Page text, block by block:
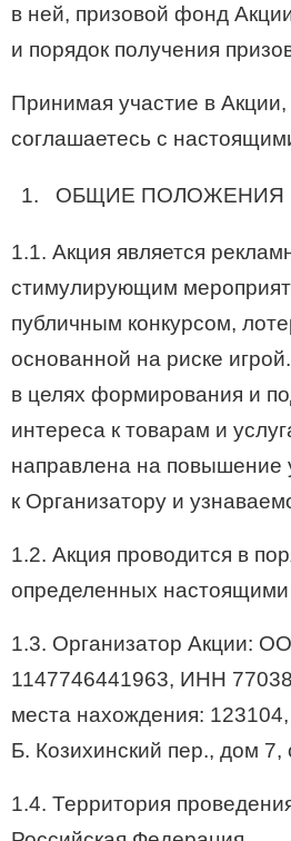
в ней, призовой фонд
и порядок получения
Принимая участие в
соглашаетесь с
ОБЩИЕ ПОЛОЖЕНИЯ
1.1. Акция является
стимулирующим
публичным конкурсом,
основанной на риске
в целях формирования и
интереса к товарам и
направлена на повышение
к Организатору и
1.2. Акция проводится в
определенных
1.3. Организатор Акции:
1147746441963, ИНН
места нахождения:
Б. Козихинский пер., дом 7,
1.4. Территория